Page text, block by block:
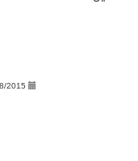
2015